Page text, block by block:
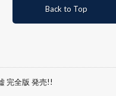
Back to Top
完全版 発売!!